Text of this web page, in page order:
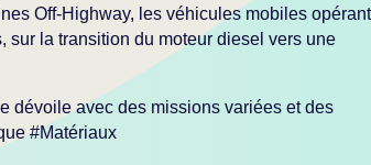
Off-Highway, les véhicules mobiles opérant
sur la transition du moteur diesel vers une
dévoile avec des missions variées et des
#Matériaux